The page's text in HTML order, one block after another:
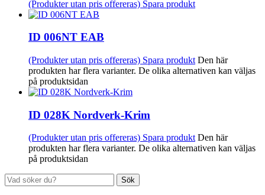
(Produkter utan pris offereras) Spara produkt
ID 006NT EAB
(Produkter utan pris offereras) Spara produkt Den här
produkten har flera varianter. De olika alternativen kan väljas
på produktsidan
ID 028K Nordverk-Krim
(Produkter utan pris offereras) Spara produkt Den här
produkten har flera varianter. De olika alternativen kan väljas
på produktsidan
Sök